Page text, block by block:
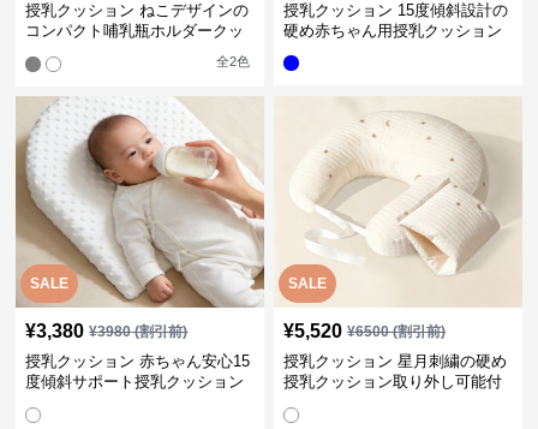
授乳クッション ねこデザインの
コンパクト哺乳瓶ホルダークッ
全2色
授乳クッション 15度傾斜設計の
硬め赤ちゃん用授乳クッション
SALE
¥3,380 ¥3980(割引前)
授乳クッション 赤ちゃん安心15
度傾斜サポート授乳クッション
SALE
¥5,520 ¥6500(割引前)
授乳クッション 星月刺繍の硬め
授乳クッション取り外し可能付